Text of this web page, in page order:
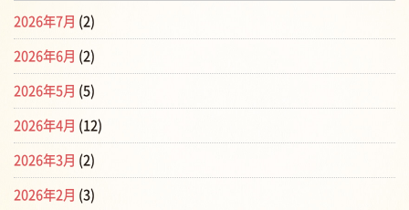
2026年7月 (2)
2026年6月 (2)
2026年5月 (5)
2026年4月 (12)
2026年3月 (2)
2026年2月 (3)